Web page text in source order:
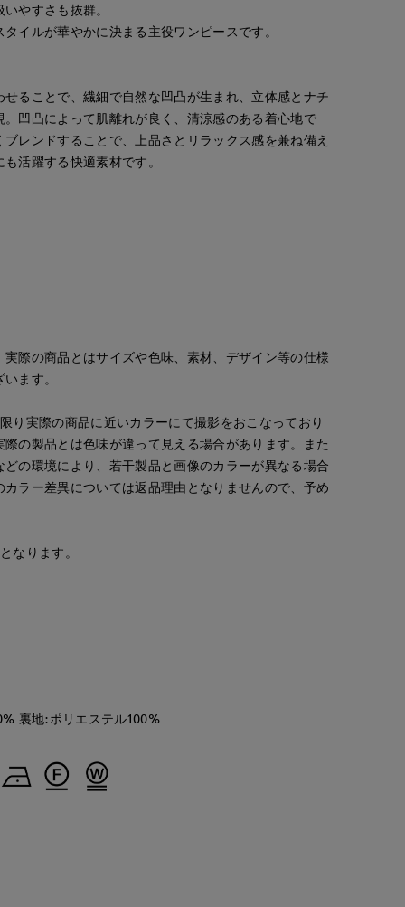
morimoto
Rina
tanaka
やすさも抜群。
イルが華やかに決まる主役ワンピースです。
ることで、繊細で自然な凹凸が生まれ、立体感とナチ
。凹凸によって肌離れが良く、清涼感のある着心地で
レンドすることで、上品さとリラックス感を兼ね備え
活躍する快適素材です。
際の商品とはサイズや色味、素材、デザイン等の仕様
ます。
り実際の商品に近いカラーにて撮影をおこなっており
際の製品とは色味が違って見える場合があります。また
の環境により、若干製品と画像のカラーが異なる場合
カラー差異については返品理由となりませんので、予め
なります。
裏地:ポリエステル100%